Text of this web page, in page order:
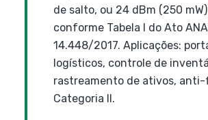
de salto, ou 24 dBm (250 mW)
conforme Tabela I do Ato
14.448/2017. Aplicações:
logísticos, controle de
rastreamento de ativos,
Categoria II.